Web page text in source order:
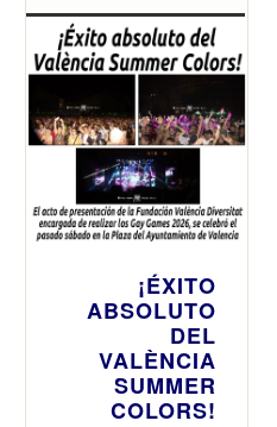
¡ÉXITO
ABSOLUTO
DEL
VALÈNCIA
SUMMER
COLORS!